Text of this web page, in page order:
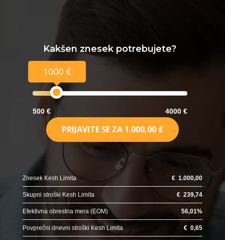
Kakšen znesek potrebujete?
1000 €
500 € 4000 €
PRIJAVITE SE ZA 1.000,00 €
Znesek Kesh Limita €1.000,00
Skupni stroški Kesh Limita €239,74
Efektivna obrestna mera (EOM) 56,01%
Povprečni dnevni stroški Kesh Limita €0,65